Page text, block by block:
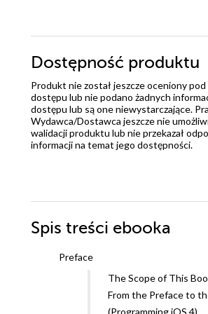
Dostępność produktu
Produkt nie został jeszcze oceniony
dostępu lub nie podano żadnych
dostępu lub są one niewystarczające.
Wydawca/Dostawca jeszcze nie
walidacji produktu lub nie przekazał
informacji na temat jego dostępności.
Spis treści ebooka
Preface
The Scope of This
From the Preface to